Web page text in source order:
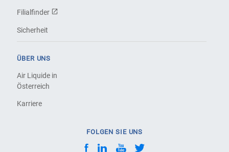
Filialfinder
Sicherheit
ÜBER UNS
Air Liquide in
Österreich
Karriere
FOLGEN SIE UNS